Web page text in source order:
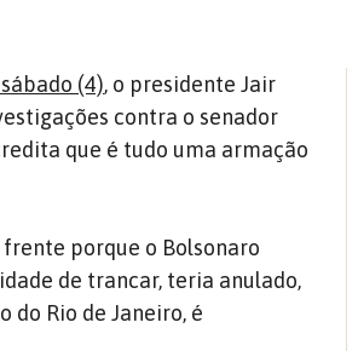
(4), o presidente Jair
contra o senador
que é tudo uma armação
frente porque o Bolsonaro
de trancar, teria anulado,
do Rio de Janeiro, é